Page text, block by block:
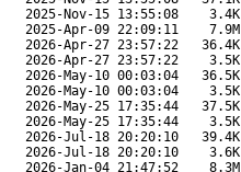
2025-Nov-15 13:55:08
3.4K
2025-Apr-09 22:09:11
7.9M
2026-Apr-27 23:57:22
36.4K
2026-Apr-27 23:57:22
3.5K
2026-May-10 00:03:04
36.5K
2026-May-10 00:03:04
3.5K
2026-May-25 17:35:44
37.5K
2026-May-25 17:35:44
3.5K
2026-Jul-18 20:20:10
39.4K
2026-Jul-18 20:20:10
3.6K
2026-Jan-04 21:47:52
8.3M